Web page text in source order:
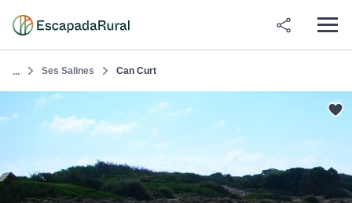
... Ses Salines Can Curt